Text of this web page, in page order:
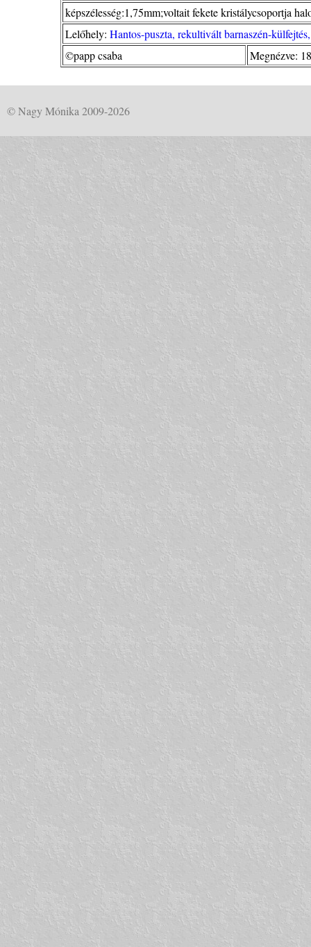
képszélesség:1,75mm;voltait fekete kristálycsoportja
Lelőhely: Hantos-puszta, rekultivált barnaszén-
©papp csaba
Megnézve:
© Nagy Mónika 2009-2026